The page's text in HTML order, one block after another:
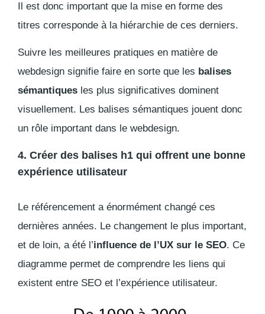
Il est donc important que la mise en forme des
titres corresponde à la hiérarchie de ces derniers.
Suivre les meilleures pratiques en matière de
webdesign signifie faire en sorte que les balises
sémantiques les plus significatives dominent
visuellement. Les balises sémantiques jouent donc
un rôle important dans le webdesign.
4. Créer des balises h1 qui offrent une bonne
expérience utilisateur
Le référencement a énormément changé ces
dernières années. Le changement le plus important,
et de loin, a été l’influence de l’UX sur le SEO. Ce
diagramme permet de comprendre les liens qui
existent entre SEO et l’expérience utilisateur.